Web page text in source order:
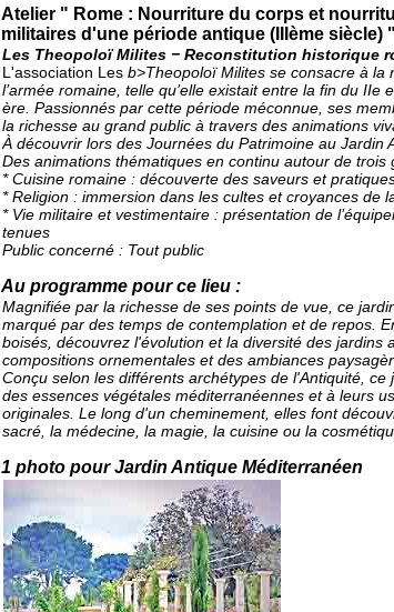
Atelier " Rome : Nourriture du corps et
militaires d'une période antique (IIIème siècle) "
Les Theopoloï Milites − Reconstitution historique
L'association Les b>Theopoloï Milites se consacre à la
l’armée romaine, telle qu’elle existait entre la fin du IIe
ère. Passionnés par cette période méconnue, ses
la richesse au grand public à travers des animations
À découvrir lors des Journées du Patrimoine au Jardin
Des animations thématiques en continu autour de trois
* Cuisine romaine : découverte des saveurs et
* Religion : immersion dans les cultes et croyances de
* Vie militaire et vestimentaire : présentation de
tenues
Public concerné : Tout public
Au programme pour ce lieu :
Magnifiée par la richesse de ses points de vue, ce
marqué par des temps de contemplation et de repos.
boisés, découvrez l'évolution et la diversité des jardins
compositions ornementales et des ambiances
Conçu selon les différents archétypes de l'Antiquité,
des essences végétales méditerranéennes et à leurs
originales. Le long d'un cheminement, elles font
sacré, la médecine, la magie, la cuisine ou la
1 photo pour Jardin Antique Méditerranéen